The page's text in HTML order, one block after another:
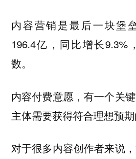
内容营销是最后一块堡
196.4亿，同比增长9.3%
数。
内容付费意愿，有一个关
主体需要获得符合理想预期
对于很多内容创作者来说